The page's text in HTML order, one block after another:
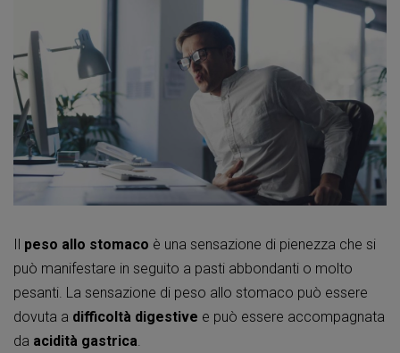
Il peso allo stomaco è una sensazione di pienezza che si
può manifestare in seguito a pasti abbondanti o molto
pesanti. La sensazione di peso allo stomaco può essere
dovuta a difficoltà digestive e può essere accompagnata
da acidità gastrica.